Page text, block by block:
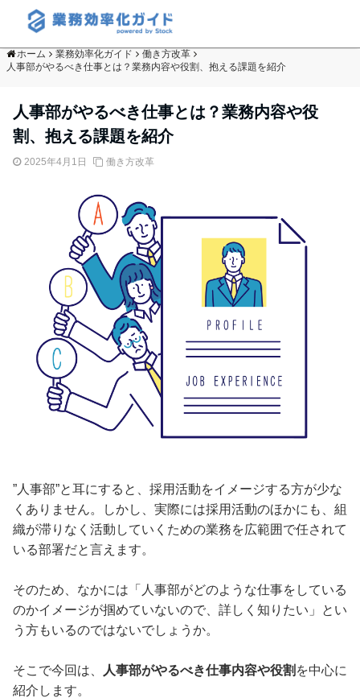
ホーム 業務効率化ガイド
働き方改革
人事部がやるべき仕事とは？業務内容や役割、抱える課題を紹介
人事部がやるべき仕事とは？業務内容や役
割、抱える課題を紹介
2025年4月1日 働き方改革
”人事部”と耳にすると、採用活動をイメージする方が少な
くありません。しかし、実際には採用活動のほかにも、組
織が滞りなく活動していくための業務を広範囲で任されて
いる部署だと言えます。
そのため、なかには「人事部がどのような仕事をしている
のかイメージが掴めていないので、詳しく知りたい」とい
う方もいるのではないでしょうか。
そこで今回は、 人事部がやるべき仕事内容や役割 を中心に
紹介します。